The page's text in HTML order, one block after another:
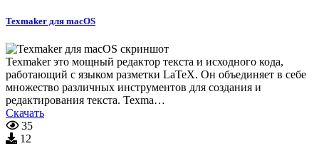
Texmaker для macOS
Texmaker это мощный редактор текста и исходного кода,
работающий с языком разметки LaTeX. Он объединяет в себе
множество различных инструментов для создания и
редактирования текста. Texma…
Скачать
35
12